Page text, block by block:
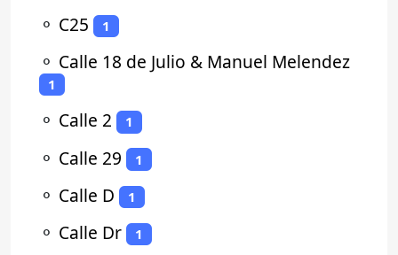
⚬ C25 1
⚬ Calle 18 de Julio & Manuel Melendez
1
⚬ Calle 2 1
⚬ Calle 29 1
⚬ Calle D 1
⚬ Calle Dr 1